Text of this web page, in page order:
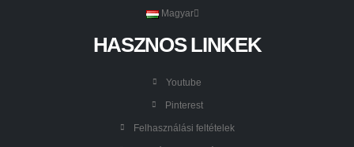
Magyar
HASZNOS LINKEK
Youtube
Pinterest
Felhasználási feltételek